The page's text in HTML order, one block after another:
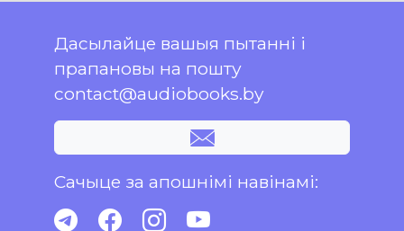
Дасылайце вашыя пытанні і
прапановы на пошту
contact@audiobooks.by
Сачыце за апошнімі навінамі: